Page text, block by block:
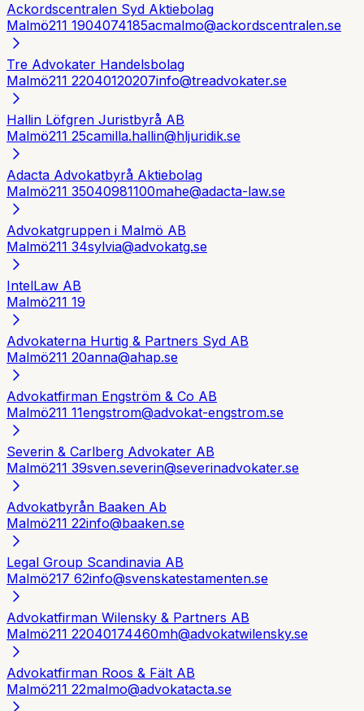
Ackordscentralen Syd Aktiebolag
Malmö211 1904074185acmalmo@ackordscentralen.se
Tre Advokater Handelsbolag
Malmö211 22040120207info@treadvokater.se
Hallin Löfgren Juristbyrå AB
Malmö211 25camilla.hallin@hljuridik.se
Adacta Advokatbyrå Aktiebolag
Malmö211 35040981100mahe@adacta-law.se
Advokatgruppen i Malmö AB
Malmö211 34sylvia@advokatg.se
IntelLaw AB
Malmö211 19
Advokaterna Hurtig & Partners Syd AB
Malmö211 20anna@ahap.se
Advokatfirman Engström & Co AB
Malmö211 11engstrom@advokat-engstrom.se
Severin & Carlberg Advokater AB
Malmö211 39sven.severin@severinadvokater.se
Advokatbyrån Baaken Ab
Malmö211 22info@baaken.se
Legal Group Scandinavia AB
Malmö217 62info@svenskatestamenten.se
Advokatfirman Wilensky & Partners AB
Malmö211 22040174460mh@advokatwilensky.se
Advokatfirman Roos & Fält AB
Malmö211 22malmo@advokatacta.se